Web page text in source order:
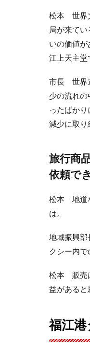
松本 世界
局が来て
いの価値
江上天主堂
市長 世界
少の流れ
ったばか
減少に取り
旅行商
依頼で
松本 地道
は。
地域振興
クシー内
松本 販売
益があると
福江